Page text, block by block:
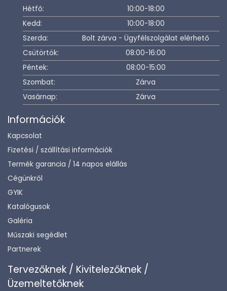
Hétfő:
10:00-18:00
Kedd:
10:00-18:00
Szerda:
Bolt zárva - Ügyfélszolgálat elérhető
Csütörtök:
08:00-16:00
Péntek:
08:00-15:00
Szombat:
Zárva
Vasárnap:
Zárva
Információk
Kapcsolat
Fizetési / szállítási információk
Termék garancia / 14 napos elállás
Cégünkről
GYIK
Katalógusok
Galéria
Műszaki segédlet
Partnerek
Tervezőknek / Kivitelezőknek /
Üzemeltetőknek